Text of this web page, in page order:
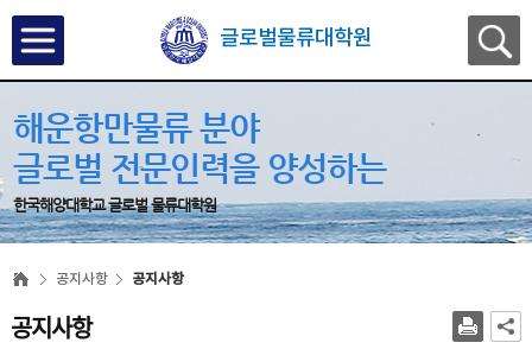
글로벌물류대학원
해운항만물류 분야
글로벌 전문인력을 양성하는
한국해양대학교 글로벌 물류대학원
공지사항 공지사항
공지사항